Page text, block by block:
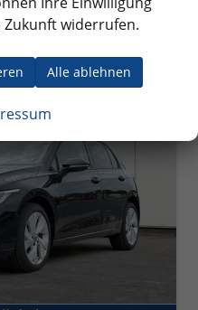
widerrufen.
Alle ablehnen